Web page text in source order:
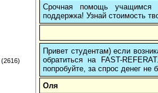
(2616)
Срочная помощь учащимся в
поддержка! Узнай стоимость
Привет студентам) если
обратиться на FAST-
попробуйте, за спрос денег не
Оля